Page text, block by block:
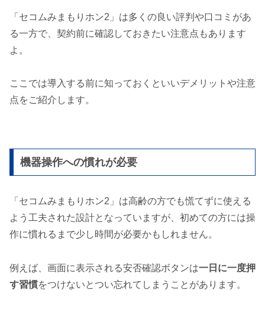
「セコムみまもりホン2」は多くの良い評判や口コミがあ
る一方で、契約前に確認しておきたい注意点もあります
よ。
ここでは導入する前に知っておくといいデメリットや注意
点をご紹介します。
機器操作への慣れが必要
「セコムみまもりホン2」は高齢の方でも慌てずに使える
よう工夫された設計となっていますが、初めての方には操
作に慣れるまで少し時間が必要かもしれません。
例えば、画面に表示される安否確認ボタンは一日に一度押
す習慣をつけないとつい忘れてしまうことがあります。